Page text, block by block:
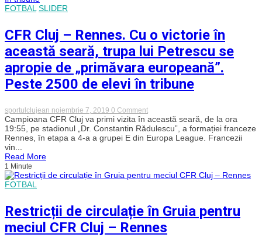
FOTBAL SLIDER
CFR Cluj – Rennes. Cu o victorie în
această seară, trupa lui Petrescu se
apropie de „primăvara europeană”.
Peste 2500 de elevi în tribune
sportulclujean noiembrie 7, 2019 0 Commenton
CFR
Cluj
–
Rennes.
în
lui
Petrescu
se
apropie
Campioana CFR Cluj va primi vizita în această seară, de la ora
19:55, pe stadionul „Dr. Constantin Rădulescu”, a formației franceze
Rennes, în etapa a 4-a a grupei E din Europa League. Francezii
vin...
Read More
1 Minute
FOTBAL
Restricții de circulație în Gruia pentru
meciul CFR Cluj – Rennes